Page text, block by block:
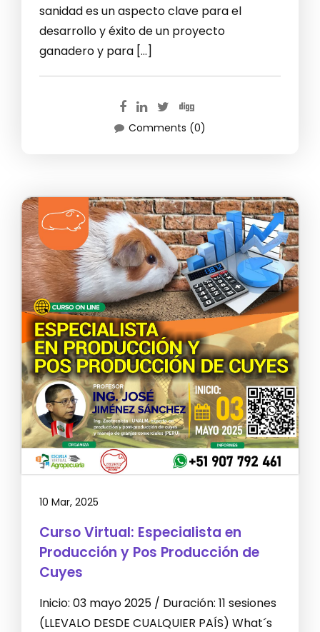
sanidad es un aspecto clave para el
desarrollo y éxito de un proyecto
ganadero y para […]
Comments (0)
10 Mar, 2025
Curso Virtual: Especialista en
Producción y Pos Producción de
Cuyes
Inicio: 03 mayo 2025 / Duración: 11 sesiones
(LLEVALO DESDE CUALQUIER PAÍS) What´s